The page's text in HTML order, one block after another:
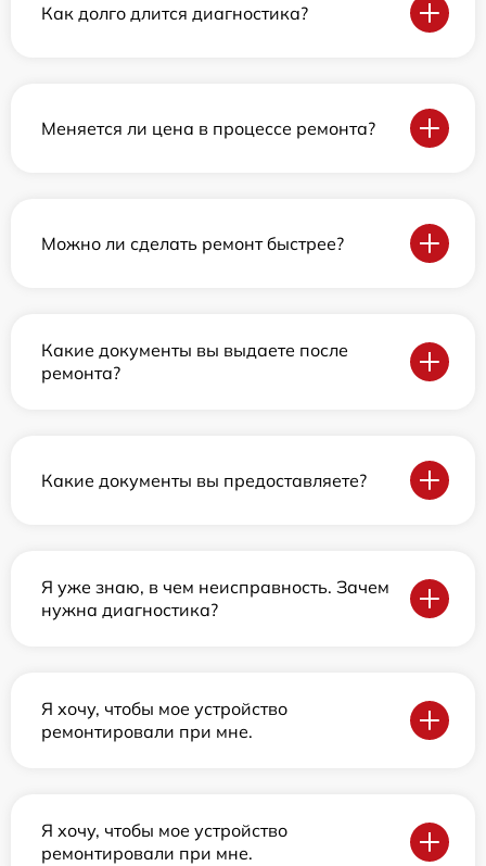
Как долго длится диагностика?
Меняется ли цена в процессе ремонта?
Можно ли сделать ремонт быстрее?
Какие документы вы выдаете после
ремонта?
Какие документы вы предоставляете?
Я уже знаю, в чем неисправность. Зачем
нужна диагностика?
Я хочу, чтобы мое устройство
ремонтировали при мне.
Я хочу, чтобы мое устройство
ремонтировали при мне.